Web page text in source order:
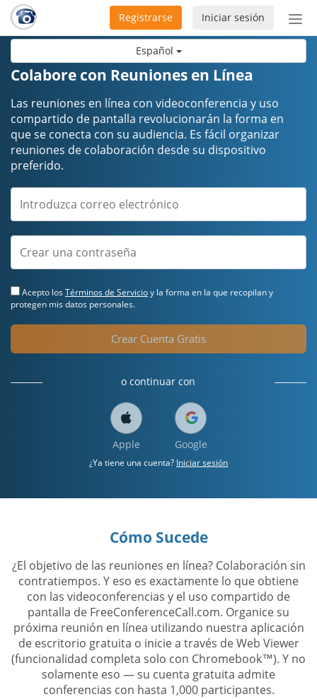
Español
de
Iniciar sesión
Registrarse
Colabore con Reuniones en Línea
Las reuniones en línea con videoconferencia y uso
compartido de pantalla revolucionarán la forma en
que se conecta con su audiencia. Es fácil organizar
reuniones de colaboración desde su dispositivo
preferido.
Acepto losTérminos de Servicioy la forma en la que recopilan y
protegen mis datos personales.
Crear Cuenta Gratis
o continuar con
Apple Google
¿Ya tiene una cuenta? Iniciar sesión
Cómo Sucede
¿El objetivo de las reuniones en línea? Colaboración sin
contratiempos. Y eso es exactamente lo que obtiene
con las videoconferencias y el uso compartido de
pantalla de FreeConferenceCall.com. Organice su
próxima reunión en línea utilizando nuestra aplicación
de escritorio gratuita o inicie a través de Web Viewer
(funcionalidad completa solo con Chromebook™). Y no
solamente eso — su cuenta gratuita admite
conferencias con hasta 1,000 participantes.